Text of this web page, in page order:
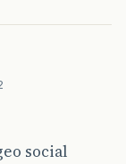
social